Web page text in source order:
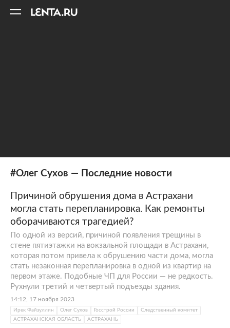
#Олег Сухов — Последние новости
Причиной обрушения дома в Астрахани
могла стать перепланировка. Как ремонты
оборачиваются трагедией?
По одной из версий, причиной появления трещины в
стене пятиэтажки на вокзальной площади в Астрахани,
которая потом привела к обрушению части дома, могла
стать незаконная перепланировка в одной из квартир на
первом этаже. Подобные ЧП для России — не редкость.
Рухнули третий и четвертый подъезды здания.
14:12, 17 ноября 2023
Ирек Файзуллин Олег Сухов Госстрой России
Следственный комитет
АСТРАХАНСКАЯ ОБЛАСТЬ
АСТРАХАНЬ